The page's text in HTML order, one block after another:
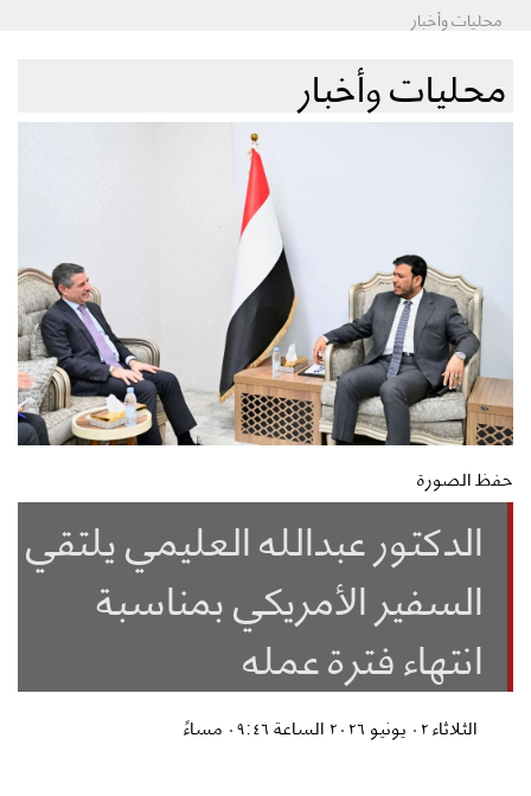
محليات وأخبار
محليات وأخبار
حفظ الصورة
الدكتور عبدالله العليمي يلتقي
السفير الأمريكي بمناسبة
انتهاء فترة عمله
الثلاثاء ٠٢ يونيو ٢٠٢٦ الساعة ٠٩:٤٦ مساءً